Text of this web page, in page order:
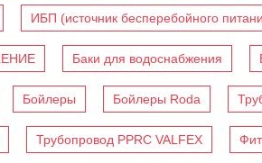
ИБП (источник бесперебойного
Баки для водоснабжения
Бойлеры Бойлеры Roda
Трубопровод PPRC VALFEX